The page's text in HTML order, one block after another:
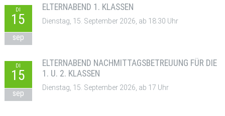
DI
15
sep
ELTERNABEND 1. KLASSEN
Dienstag, 15. September 2026, ab 18:30 Uhr
DI
15
sep
ELTERNABEND NACHMITTAGSBETREUUNG FÜR DIE
1. U. 2. KLASSEN
Dienstag, 15. September 2026, ab 17 Uhr